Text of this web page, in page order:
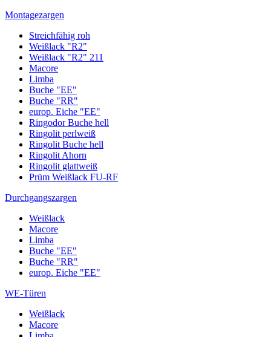
Montagezargen
Streichfähig roh
Weißlack "R2"
Weißlack "R2" 211
Macore
Limba
Buche "EE"
Buche "RR"
europ. Eiche "EE"
Ringodor Buche hell
Ringolit perlweiß
Ringolit Buche hell
Ringolit Ahorn
Ringolit glattweiß
Prüm Weißlack FU-RF
Durchgangszargen
Weißlack
Macore
Limba
Buche "EE"
Buche "RR"
europ. Eiche "EE"
WE-Türen
Weißlack
Macore